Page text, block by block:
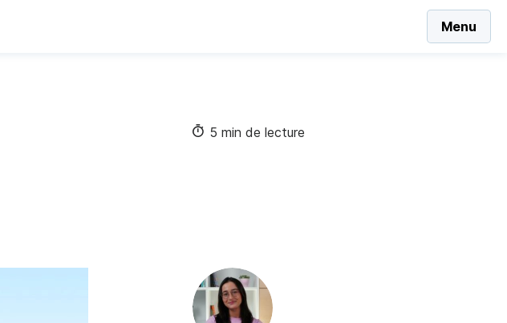
Menu
5 min de lecture